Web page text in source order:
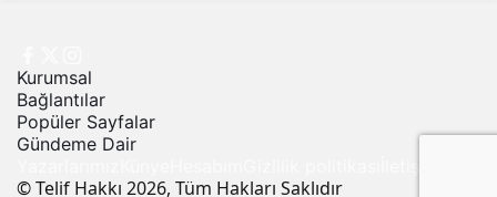
Kurumsal
Bağlantılar
Popüler Sayfalar
Gündeme Dair
© Telif Hakkı 2026, Tüm Hakları Saklıdır